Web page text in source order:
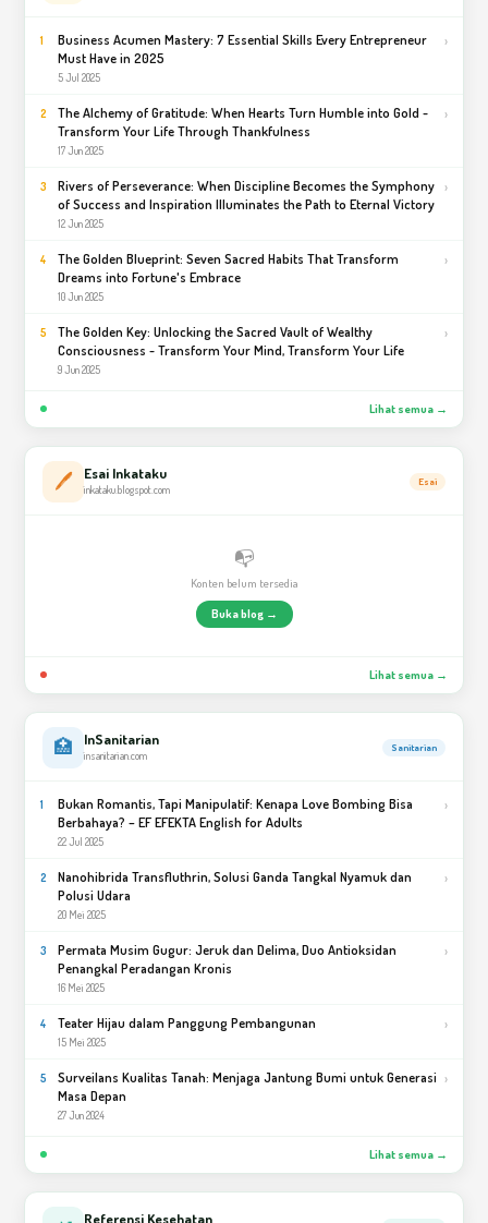
1
Business Acumen Mastery: 7 Essential Skills Every Entrepreneur
Must Have in 2025
5 Jul 2025
›
2
The Alchemy of Gratitude: When Hearts Turn Humble into Gold -
Transform Your Life Through Thankfulness
17 Jun 2025
›
3
Rivers of Perseverance: When Discipline Becomes the Symphony
of Success and Inspiration Illuminates the Path to Eternal Victory
12 Jun 2025
›
4
The Golden Blueprint: Seven Sacred Habits That Transform
Dreams into Fortune's Embrace
10 Jun 2025
›
5
The Golden Key: Unlocking the Sacred Vault of Wealthy
Consciousness - Transform Your Mind, Transform Your Life
9 Jun 2025
›
Lihat semua →
🖊️ Esai Inkataku
inkataku.blogspot.com
Esai
📭
Konten belum tersedia
Buka blog →
Lihat semua →
🏥 InSanitarian
insanitarian.com
Sanitarian
1
Bukan Romantis, Tapi Manipulatif: Kenapa Love Bombing Bisa
Berbahaya? – EF EFEKTA English for Adults
22 Jul 2025
›
2
Nanohibrida Transfluthrin, Solusi Ganda Tangkal Nyamuk dan
Polusi Udara
20 Mei 2025
›
3
Permata Musim Gugur: Jeruk dan Delima, Duo Antioksidan
Penangkal Peradangan Kronis
16 Mei 2025
›
4 Teater Hijau dalam Panggung Pembangunan
15 Mei 2025
›
5
Surveilans Kualitas Tanah: Menjaga Jantung Bumi untuk Generasi
Masa Depan
27 Jun 2024
›
Lihat semua →
Referensi Kesehatan